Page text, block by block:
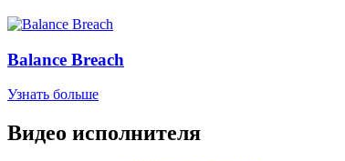
Balance Breach
Узнать больше
Видео исполнителя